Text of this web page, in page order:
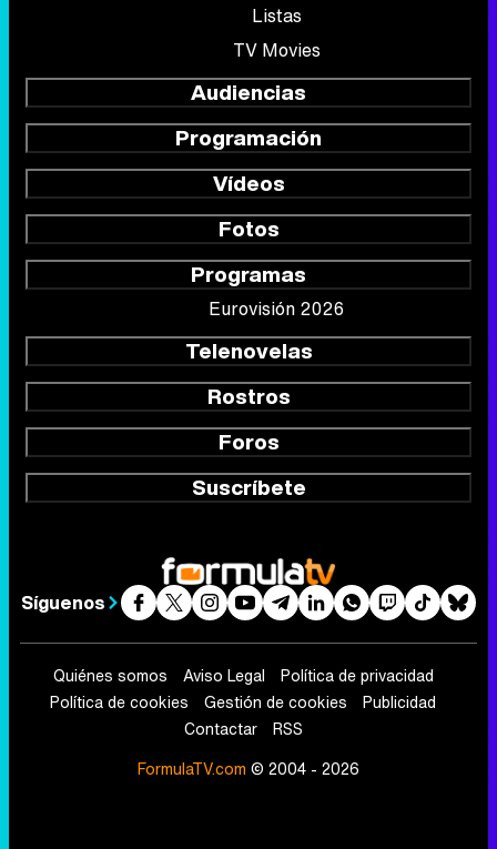
Listas
TV Movies
Audiencias
Programación
Vídeos
Fotos
Programas
Eurovisión 2026
Telenovelas
Rostros
Foros
Suscríbete
Síguenos
Quiénes somos Aviso Legal
Política de privacidad
Política de cookies
Gestión de cookies
Publicidad
Contactar
RSS
FormulaTV.com © 2004 - 2026